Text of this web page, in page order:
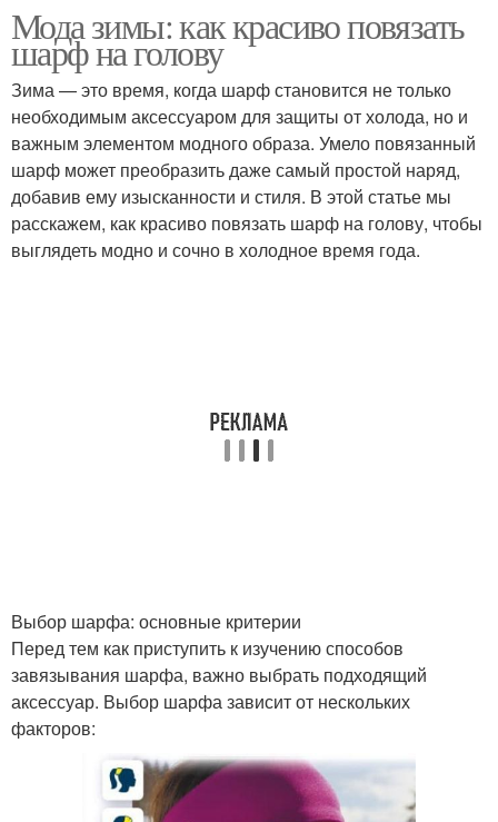
Теплые шарфы Шарф вместо шапки
Шарф для ношения Тюрбан из шарфа
Мода зимы: как красиво повязать
шарф на голову
Зима — это время, когда шарф становится не только
необходимым аксессуаром для защиты от холода, но и
важным элементом модного образа. Умело повязанный
шарф может преобразить даже самый простой наряд,
добавив ему изысканности и стиля. В этой статье мы
расскажем, как красиво повязать шарф на голову, чтобы
выглядеть модно и сочно в холодное время года.
Выбор шарфа: основные критерии
Перед тем как приступить к изучению способов
завязывания шарфа, важно выбрать подходящий
аксессуар. Выбор шарфа зависит от нескольких
факторов: